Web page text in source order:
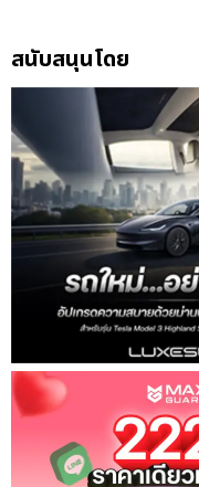
สนับสนุนโดย